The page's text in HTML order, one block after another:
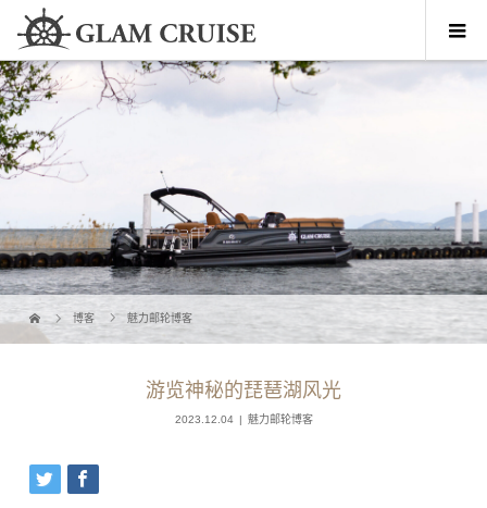
博客 魅力邮轮博客
游览神秘的琵琶湖风光
2023.12.04 魅力邮轮博客